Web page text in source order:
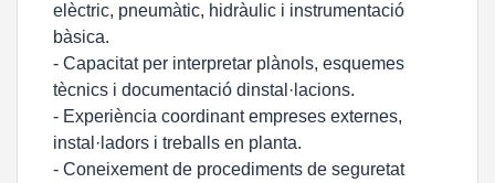
elèctric, pneumàtic, hidràulic i instrumentació
bàsica.
- Capacitat per interpretar plànols, esquemes
tècnics i documentació dinstal·lacions.
- Experiència coordinant empreses externes,
instal·ladors i treballs en planta.
- Coneixement de procediments de seguretat